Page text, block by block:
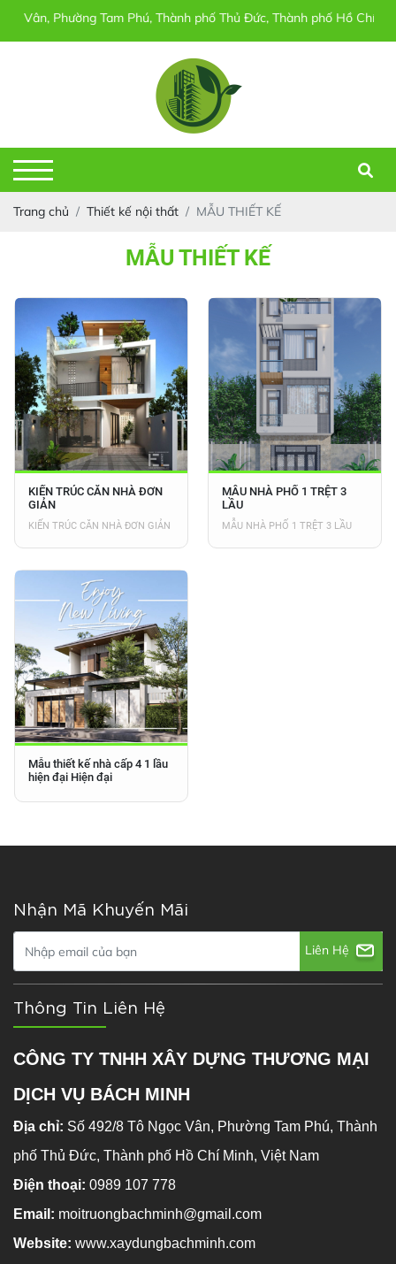
Vân, Phường Tam Phú, Thành phố Thủ Đức, Thành phố Hồ Chí Minh
Trang chủ Thiết kế nội thất MẪU THIẾT KẾ
MẪU THIẾT KẾ
KIẾN TRÚC CĂN NHÀ ĐƠN
GIẢN
KIẾN TRÚC CĂN NHÀ ĐƠN GIẢN
MẪU NHÀ PHỐ 1 TRỆT 3
LẦU
MẪU NHÀ PHỐ 1 TRỆT 3 LẦU
Mẫu thiết kế nhà cấp 4 1 lầu
hiện đại Hiện đại
Nhận Mã Khuyến Mãi
Liên Hệ
Thông Tin Liên Hệ
CÔNG TY TNHH XÂY DỰNG THƯƠNG MẠI
DỊCH VỤ BÁCH MINH
Địa chỉ: Số 492/8 Tô Ngọc Vân, Phường Tam Phú, Thành
phố Thủ Đức, Thành phố Hồ Chí Minh, Việt Nam
Điện thoại: 0989 107 778
Email: moitruongbachminh@gmail.com
Website: www.xaydungbachminh.com